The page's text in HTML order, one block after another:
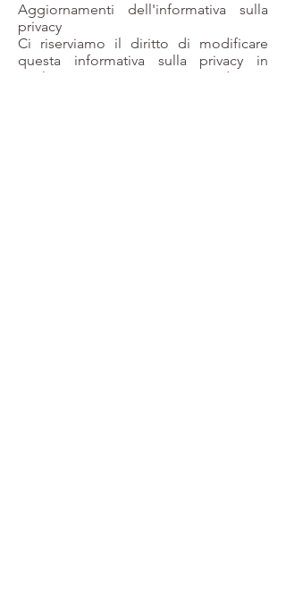
Aggiornamenti dell'informativa sulla
privacy
​Ci riserviamo il diritto di modificare
questa informativa sulla privacy in
qualsiasi momento, quindi ti